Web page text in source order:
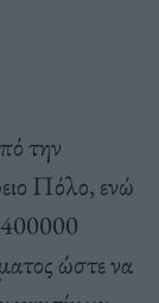
την
Πόλο, ενώ
400000
ώστε να